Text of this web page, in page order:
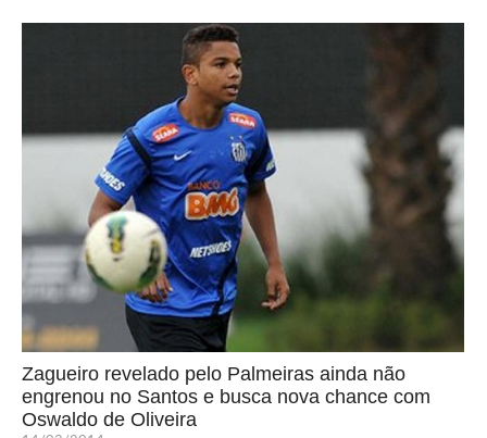
Zagueiro revelado pelo Palmeiras ainda não
engrenou no Santos e busca nova chance com
Oswaldo de Oliveira